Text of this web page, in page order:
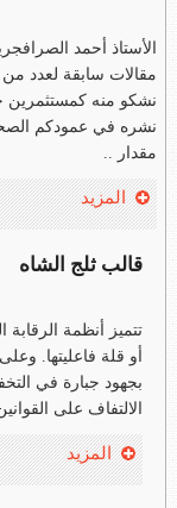
الأستاذ أحمد
مقالات سابقة لعدد من
نشكو منه كمستثمرين
نشره في عمودكم
مقدار ..
المزيد
قالب ثلج الشاه
تتميز أنظمة الرقابة
أو قلة فاعليتها.
بجهود جبارة في
الالتفاف على
المزيد